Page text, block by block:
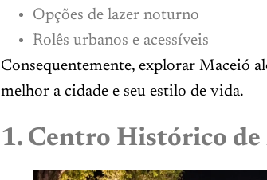
Opções de lazer noturno
Rolês urbanos e acessíveis
Consequentemente, explorar Maceió
melhor a cidade e seu estilo de vida.
1. Centro Histórico de